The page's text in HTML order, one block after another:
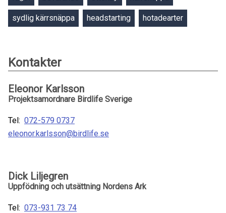
sydlig kärrsnäppa headstarting hotadearter
Kontakter
Eleonor Karlsson
Projektsamordnare Birdlife Sverige
Tel: 072-579 0737
eleonor.karlsson@birdlife.se
Dick Liljegren
Uppfödning och utsättning Nordens Ark
Tel: 073-931 73 74